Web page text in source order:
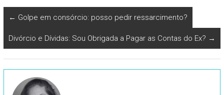
← Golpe em consórcio: posso pedir ressarcimento?
Divórcio e Dívidas: Sou Obrigada a Pagar as Contas do Ex? →